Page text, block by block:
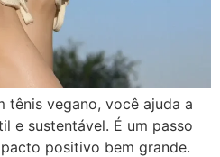
tênis vegano, você ajuda a
e sustentável. É um passo
positivo bem grande.